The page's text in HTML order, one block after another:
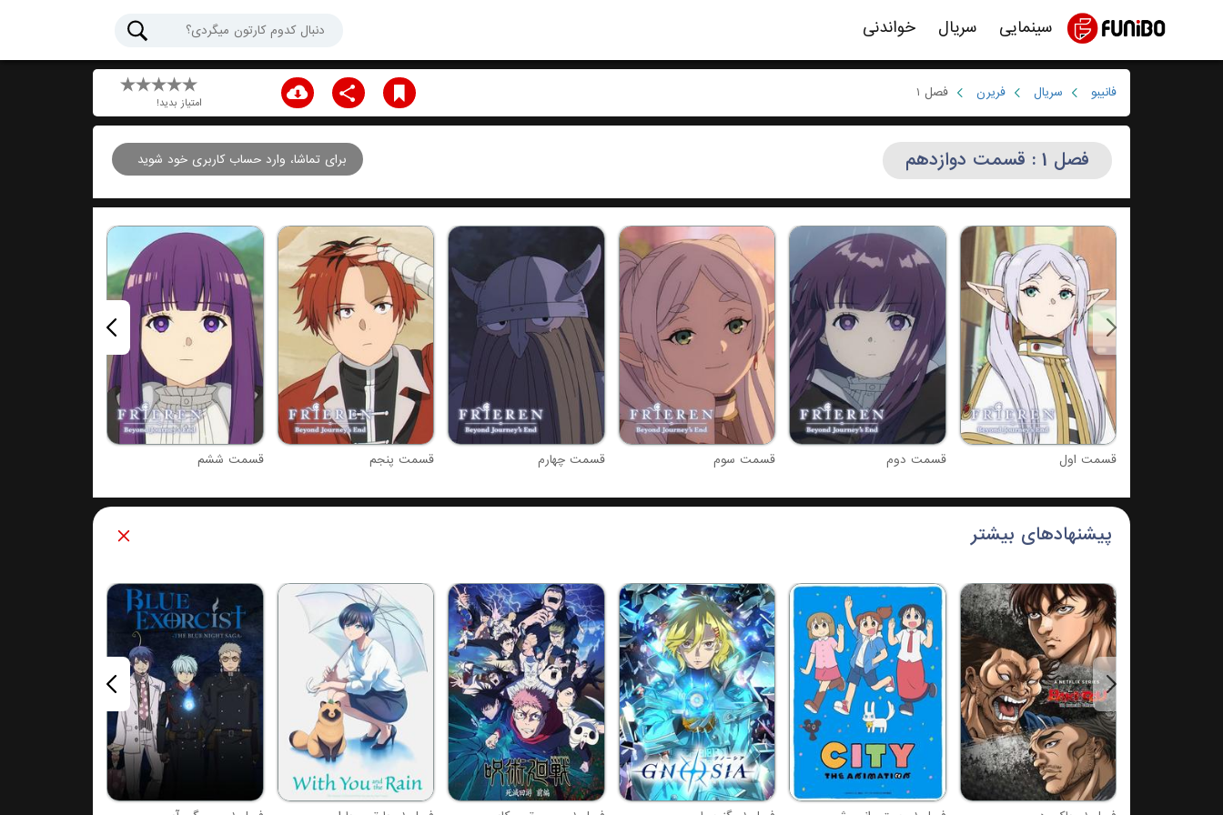
سینمایی سریال خواندنی
فانیبو سریال فریرن فصل 1
امتیاز بدید!
فصل 1 : قسمت دوازدهم برای تماشا، وارد حساب کاربری خود شوید
قسمت اول قسمت دوم قسمت سوم قسمت چهارم قسمت پنجم قسمت ششم
پیشنهادهای بیشتر